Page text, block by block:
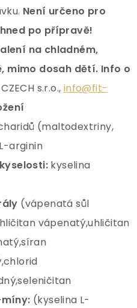
Není určeno pro
po přípravě!
na chladném,
mimo dosah dětí. Info o
s.r.o., info@fit-
(maltodextriny,
arginin
kyselina
(vápenatá sůl
vápenatý,uhličitan
(kyselina L-